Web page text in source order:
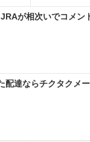
JRAが相次いでコメ
配達ならチクタクメ